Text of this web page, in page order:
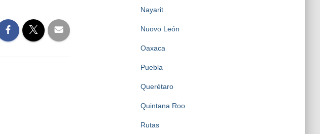
Nayarit
Nuovo León
Oaxaca
Puebla
Querétaro
Quintana Roo
Rutas